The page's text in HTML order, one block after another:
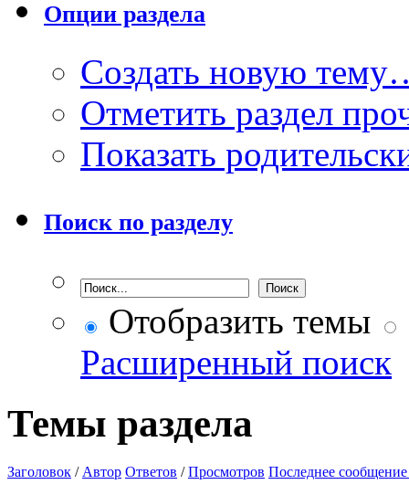
Опции раздела
Создать новую
Отметить раздел
Показать
Поиск по разделу
Отобразить темы
Расширенный поиск
Темы раздела
Заголовок / Автор Ответов /Просмотров Последнее сообщение